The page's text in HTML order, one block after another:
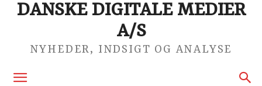
DANSKE DIGITALE MEDIER
A/S
NYHEDER, INDSIGT OG ANALYSE